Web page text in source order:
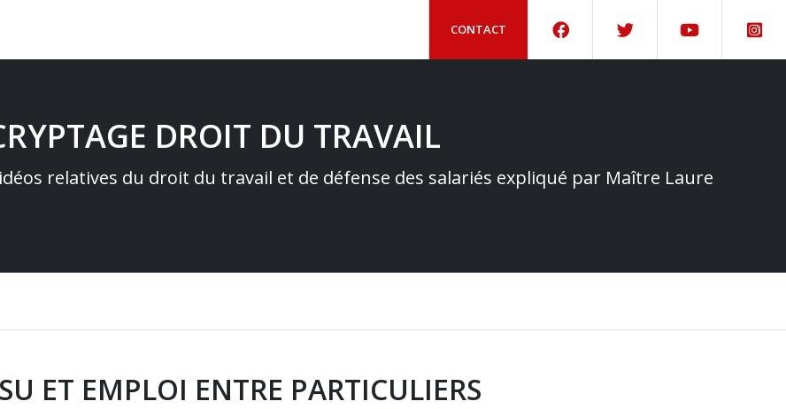
CONTACT
DROIT DU TRAVAIL
relatives du droit du travail et de défense des salariés expliqué par Maître Laure
ET EMPLOI ENTRE PARTICULIERS